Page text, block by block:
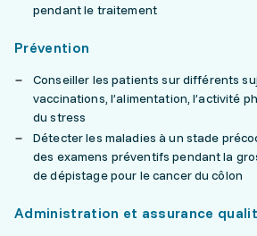
pendant le traitement
Prévention
Conseiller les patients sur différents
vaccinations, l’alimentation, l’activité
du stress
Détecter les maladies à un stade
des examens préventifs pendant la
de dépistage pour le cancer du côlon
Administration et assurance